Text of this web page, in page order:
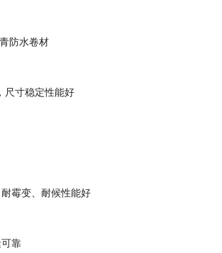
防水卷材
尺寸稳定性能好
霉变、耐候性能好
靠